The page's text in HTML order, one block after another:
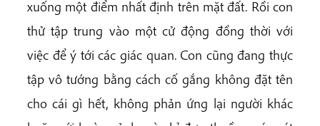
xuống một điểm nhất định trên mặt đất. Rồi con
thử tập trung vào một cử động đồng thời với
việc để ý tới các giác quan. Con cũng đang thực
tập vô tướng bằng cách cố gắng không đặt tên
cho cái gì hết, không phản ứng lại người khác